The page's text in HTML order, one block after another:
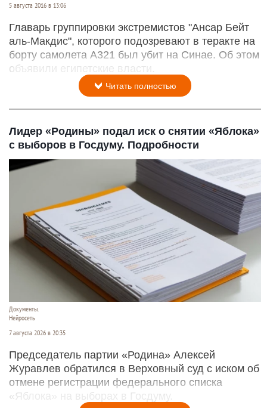
5 августа 2016 в 13:06
Главарь группировки экстремистов "Ансар Бейт
аль-Макдис", которого подозревают в теракте на
борту самолета A321 был убит на Синае. Об этом
объявили египетские власти.
Читать полностью
Лидер «Родины» подал иск о снятии «Яблока»
с выборов в Госдуму. Подробности
Документы.
Нейросеть
7 августа 2026 в 20:35
Председатель партии «Родина» Алексей
Журавлев обратился в Верховный суд с иском об
отмене регистрации федерального списка
«Яблока» на выборах в Госдуму.